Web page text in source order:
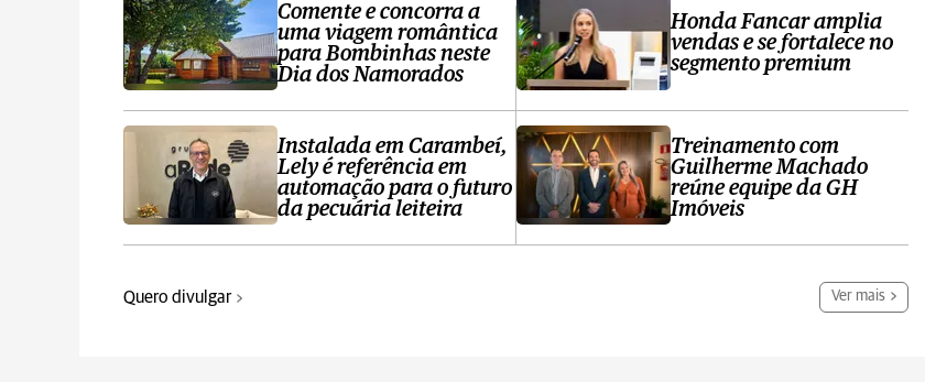
Comente e concorra a
uma viagem romântica
para Bombinhas neste
Dia dos Namorados
Instalada em Carambeí,
Lely é referência em
automação para o futuro
da pecuária leiteira
Honda Fancar amplia
vendas e se fortalece no
segmento premium
Treinamento com
Guilherme Machado
reúne equipe da GH
Imóveis
Quero divulgar Ver mais